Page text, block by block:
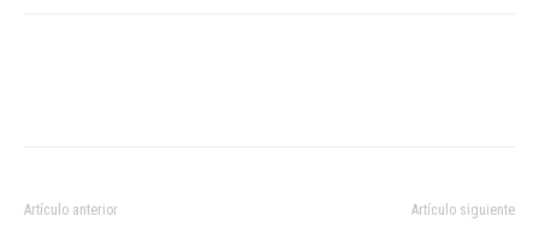
Artículo anterior Artículo siguiente